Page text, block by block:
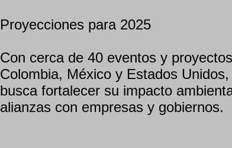
Proyecciones para 2025
Con cerca de 40 eventos y
Colombia, México y Estados
busca fortalecer su impacto
alianzas con empresas y gobiernos.